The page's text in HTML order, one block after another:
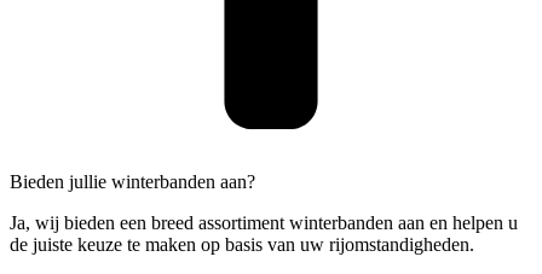
Bieden jullie winterbanden aan?
Ja, wij bieden een breed assortiment winterbanden aan en helpen u
de juiste keuze te maken op basis van uw rijomstandigheden.